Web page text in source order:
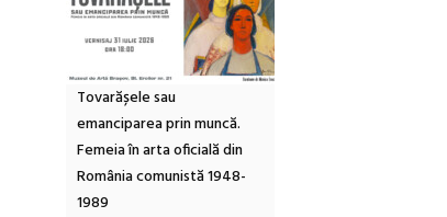
Tovarășele sau
emanciparea prin muncă.
Femeia în arta oficială din
România comunistă 1948-
1989